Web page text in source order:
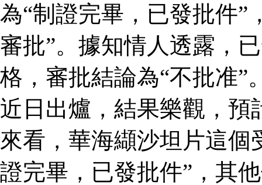
為“制證完畢，已發批件”
審批”。據知情人透露，
格，審批結論為“不批准”
近日出爐，結果樂觀，預
來看，華海纈沙坦片這個
證完畢，已發批件”，其